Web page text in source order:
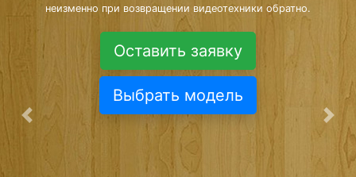
неизменно при возвращении видеотехники обратно.
Оставить заявку
Выбрать модель
Предыдущая